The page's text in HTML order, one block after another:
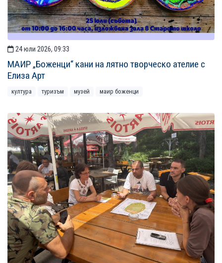
24 юли 2026, 09:33
МАИР „Боженци“ кани на лятно творческо ателие с
Елиза Арт
култура туризъм музей маир боженци